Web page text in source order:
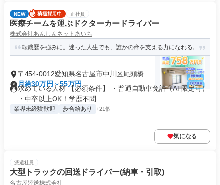
NEW 正社員
医療チームを運ぶドクターカードライバー
株式会社あんしんネットあいち
転職歴を強みに。迷った人生でも、誰かの命を支える力になれる。
〒454-0012愛知県名古屋市中川区尾頭橋
月給30万円～55万円
求めている人材 【必須条件】 ・普通自動車免許（AT限定可）
・中卒以上OK！学歴不問...
業界未経験歓迎 歩合給あり +21個
気になる
派遣社員
大型トラックの回送ドライバー(納車・引取)
名古屋陸送株式会社